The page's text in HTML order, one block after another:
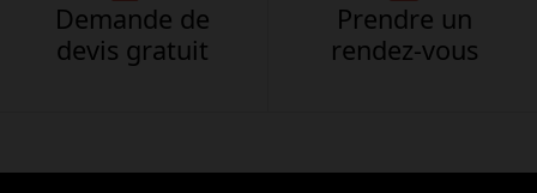
Demande de
devis gratuit
Prendre un
rendez-vous